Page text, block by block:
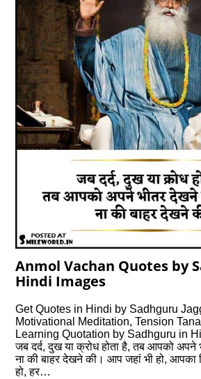
Anmol Vachan Quotes by
Hindi Images
Get Quotes in Hindi by Sadhguru
Motivational Meditation, Tension
Learning Quotation by Sadhguru in
जब दर्द, दुख या क्रोध होता है, तब आपको
ना की बाहर देखने की। आप जहां भी हो, आपका
हो, हर…